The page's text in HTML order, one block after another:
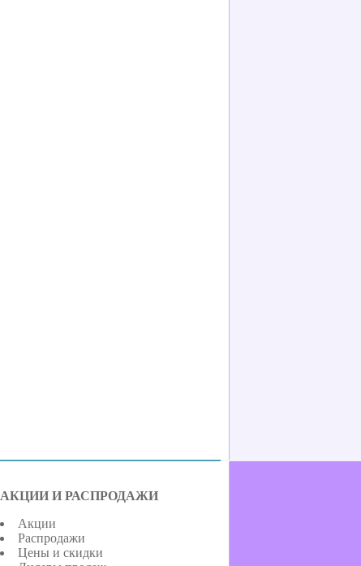
АКЦИИ И РАСПРОДАЖИ
Акции
Распродажи
Цены и скидки